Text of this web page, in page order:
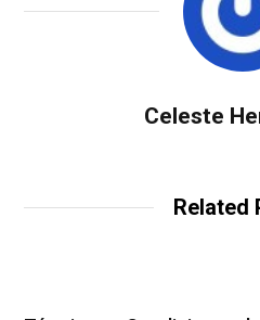
Celeste
Related